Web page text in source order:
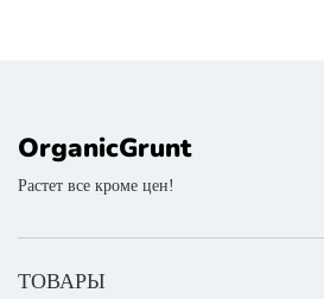
OrganicGrunt
Растет все кроме цен!
ТОВАРЫ